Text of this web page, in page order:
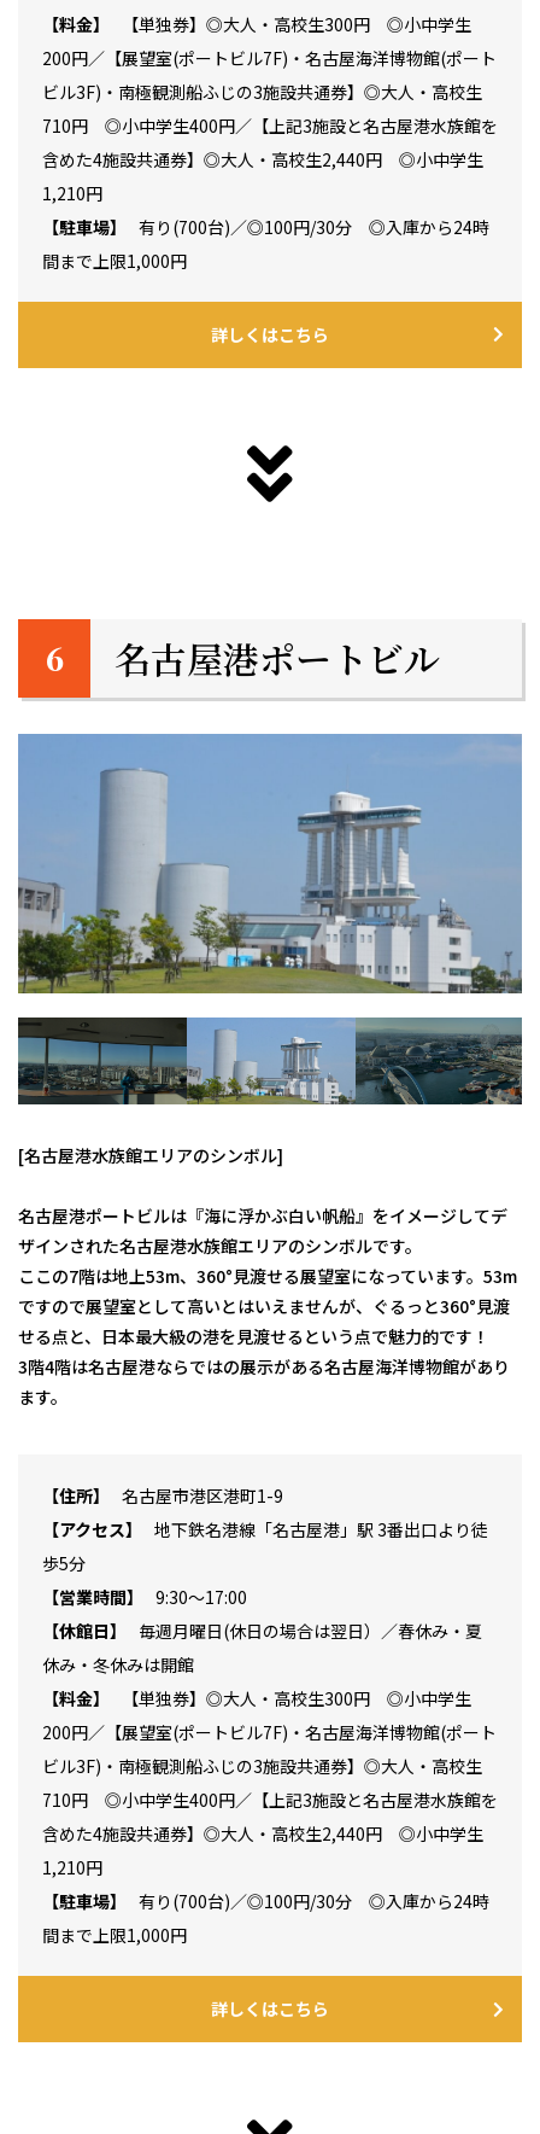
料金
【単独券】◎大人・高校生300円 ◎小中学生
200円／【展望室(ポートビル7F)・名古屋海洋博物館(ポート
ビル3F)・南極観測船ふじの3施設共通券】◎大人・高校生
710円 ◎小中学生400円／【上記3施設と名古屋港水族館を
含めた4施設共通券】◎大人・高校生2,440円 ◎小中学生
1,210円
駐車場
有り(700台)／◎100円/30分 ◎入庫から24時
間まで上限1,000円
詳しくはこちら
名古屋港ポートビル
[名古屋港水族館エリアのシンボル]
名古屋港ポートビルは『海に浮かぶ白い帆船』をイメージしてデ
ザインされた名古屋港水族館エリアのシンボルです。
ここの7階は地上53m、360°見渡せる展望室になっています。53m
ですので展望室として高いとはいえませんが、ぐるっと360°見渡
せる点と、日本最大級の港を見渡せるという点で魅力的です！
3階4階は名古屋港ならではの展示がある名古屋海洋博物館があり
ます。
住所
名古屋市港区港町1-9
アクセス
地下鉄名港線「名古屋港」駅 3番出口より徒
歩5分
営業時間
9:30～17:00
休館日
毎週月曜日(休日の場合は翌日）／春休み・夏
休み・冬休みは開館
料金
【単独券】◎大人・高校生300円 ◎小中学生
200円／【展望室(ポートビル7F)・名古屋海洋博物館(ポート
ビル3F)・南極観測船ふじの3施設共通券】◎大人・高校生
710円 ◎小中学生400円／【上記3施設と名古屋港水族館を
含めた4施設共通券】◎大人・高校生2,440円 ◎小中学生
1,210円
駐車場
有り(700台)／◎100円/30分 ◎入庫から24時
間まで上限1,000円
詳しくはこちら